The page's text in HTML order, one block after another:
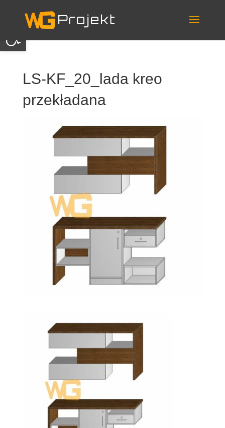
Otwórz pasek narzędzi
content
LS-KF_20_lada kreo
przekładana